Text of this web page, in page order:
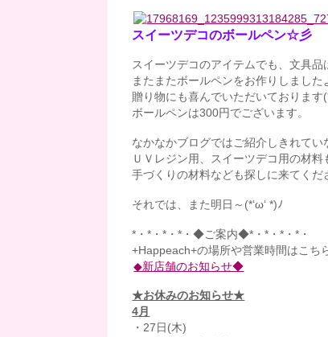
スイーツデコのボールペン☆彡
スイーツデコのアイテムでも、文具
またまたボールペンをお作りしました
贈り物にも喜んでいただいておりま
ボールペンは300円でございます。
なかなかブログではご紹介しきれてい
ＵＶレジン用、スイーツデコ用の材
手づくりの材料なども探しに来てくだ
それでは、また明日～(*‘ω‘ *)ﾉ
*・*・*・*・◆ご案内◆*・*・*・*・
+Happeach+の場所や営業時間はこち
◆新店舗のお知らせ◆
★お休みのお知らせ★
4月
・27日(木)